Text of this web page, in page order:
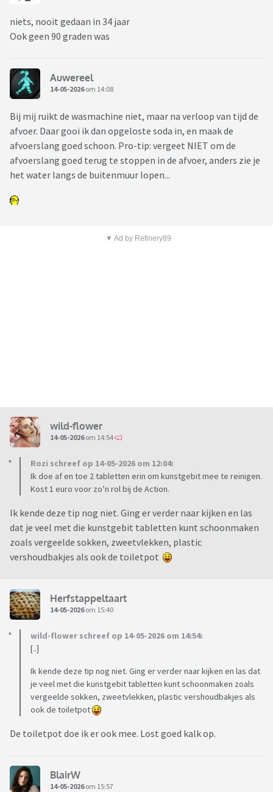
niets, nooit gedaan in 34 jaar
Ook geen 90 graden was
Auwereel
14-05-2026om 14:08
Bij mij ruikt de wasmachine niet, maar na verloop van tijd de
afvoer. Daar gooi ik dan opgeloste soda in, en maak de
afvoerslang goed schoon. Pro-tip: vergeet NIET om de
afvoerslang goed terug te stoppen in de afvoer, anders zie je
het water langs de buitenmuur lopen...
▼ Ad by Refinery89
wild-flower
14-05-2026om 14:54
Rozi schreef op 14-05-2026 om 12:04:
Ik doe af en toe 2 tabletten erin om kunstgebit mee te reinigen.
Kost 1 euro voor zo’n rol bij de Action.
Ik kende deze tip nog niet. Ging er verder naar kijken en las
dat je veel met die kunstgebit tabletten kunt schoonmaken
zoals vergeelde sokken, zweetvlekken, plastic
vershoudbakjes als ook de toiletpot
Herfstappeltaart
14-05-2026om 15:40
wild-flower schreef op 14-05-2026 om 14:54:
[..]
Ik kende deze tip nog niet. Ging er verder naar kijken en las dat
je veel met die kunstgebit tabletten kunt schoonmaken zoals
vergeelde sokken, zweetvlekken, plastic vershoudbakjes als
ook de toiletpot
De toiletpot doe ik er ook mee. Lost goed kalk op.
BlairW
14-05-2026om 15:57